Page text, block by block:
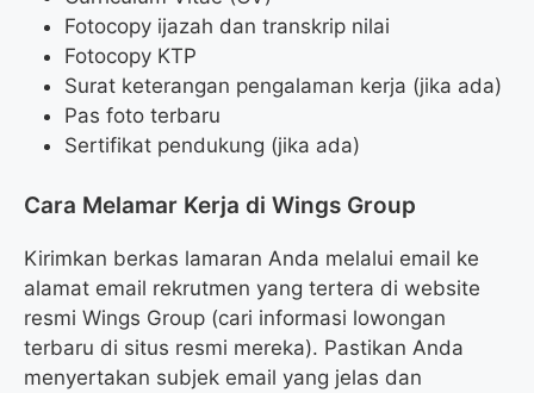
Fotocopy ijazah dan transkrip nilai
Fotocopy KTP
Surat keterangan pengalaman kerja (jika ada)
Pas foto terbaru
Sertifikat pendukung (jika ada)
Cara Melamar Kerja di Wings Group
Kirimkan berkas lamaran Anda melalui email ke
alamat email rekrutmen yang tertera di website
resmi Wings Group (cari informasi lowongan
terbaru di situs resmi mereka). Pastikan Anda
menyertakan subjek email yang jelas dan